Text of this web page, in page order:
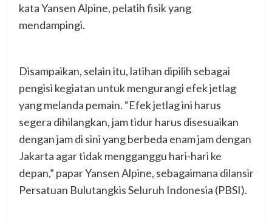
kata Yansen Alpine, pelatih fisik yang
mendampingi.
Disampaikan, selain itu, latihan dipilih sebagai
pengisi kegiatan untuk mengurangi efek jetlag
yang melanda pemain. “Efek jetlag ini harus
segera dihilangkan, jam tidur harus disesuaikan
dengan jam di sini yang berbeda enam jam dengan
Jakarta agar tidak mengganggu hari-hari ke
depan,” papar Yansen Alpine, sebagaimana dilansir
Persatuan Bulutangkis Seluruh Indonesia (PBSI).